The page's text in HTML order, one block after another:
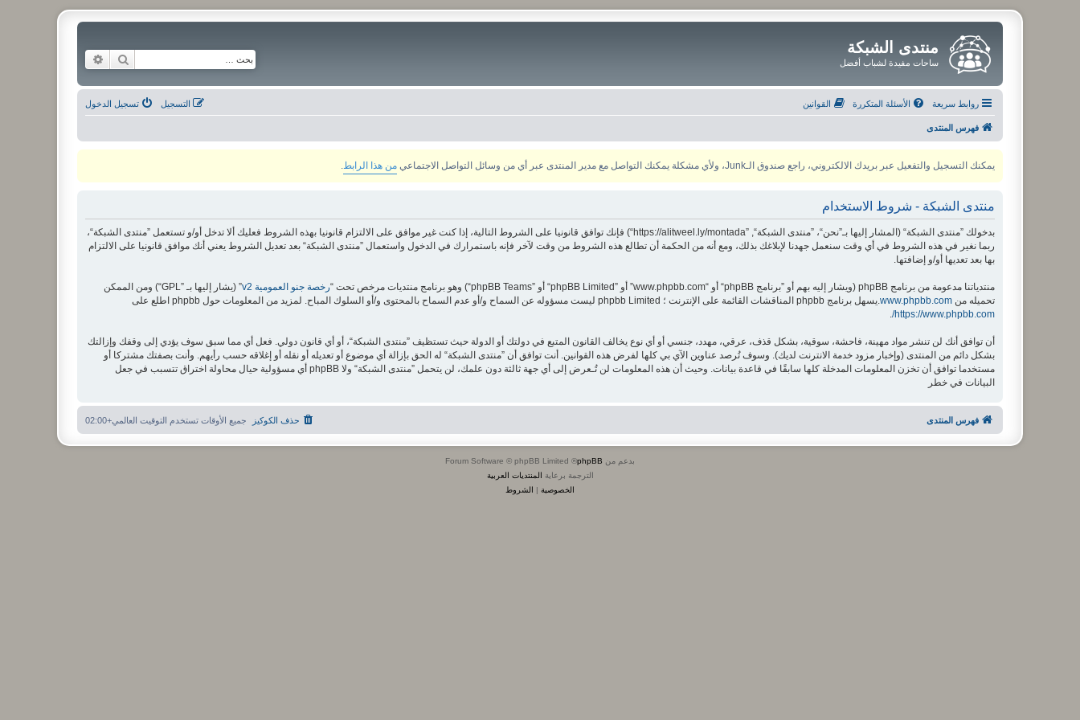
منتدى الشبكة
ساحات مفيدة لشباب أفضل بحث
روابط سريعة الأسئلة المتكررة القوانين تسجيل الدخول التسجيل
فهرس المنتدى
يمكنك التسجيل والتفعيل عبر بريدك الالكتروني، راجع صندوق الـJunk، ولأي مشكلة يمكنك التواصل مع مدير المنتدى عبر أي من وسائل التواصل الاجتماعي من هذا الرابط
منتدى الشبكة - شروط الاستخدام
بدخولك ”منتدى الشبكة“ (المشار إليها بـ”نحن“، ”منتدى الشبكة“, ”https://alitweel.ly/montada“) فإنك توافق قانونيا على الشروط التالية، إذا كنت غير موافق على الالتزام قانونيا بهذه الشروط فعليك ألا تدخل أو/و تستعمل ”منتدى الشبكة“،
ربما نغير في هذه الشروط في أي وقت سنعمل جهدنا لإبلاغك بذلك، ومع أنه من الحكمة أن تطالع هذه الشروط من وقت لآخر فإنه باستمرارك في الدخول واستعمال ”منتدى الشبكة“ بعد تعديل الشروط يعني أنك موافق قانونيا على الالتزام
بها بعد تعديها أو/و إضافتها.
منتدياتنا مدعومة من برنامج phpBB (ويشار إليه بهم أو ”برنامج phpBB“ أو “www.phpbb.com” أو ”phpBB Limited“ أو ”phpBB Teams“) وهو برنامج منتديات مرخص تحت “ رخصة جنو العمومية v2
” (يشار إليها بـ ”GPL“) ومن الممكن
تحميله من www.phpbb.com .يسهل برنامج phpbb المناقشات القائمة على الإنترنت ؛ phpbb Limited ليست مسؤوله عن السماح و/أو عدم السماح بالمحتوى و/أو السلوك المباح. لمزيد من المعلومات حول phpbb اطلع على
https://www.phpbb.com/
أن توافق أنك لن تنشر مواد مهينة، فاحشة، سوقية، بشكل قذف، عرقي، مهدد، جنسي أو أي نوع يخالف القانون المتبع في دولتك أو الدولة حيث تستظيف ”منتدى الشبكة“، أو أي قانون دولي. فعل أي مما سبق سوف يؤدي إلى وقفك وإزالتك
بشكل دائم من المنتدى (وإخبار مزود خدمة الانترنت لديك). وسوف تُرصد عناوين الآي بي كلها لفرض هذه القوانين. أنت توافق أن ”منتدى الشبكة“ له الحق بإزالة أي موضوع أو تعديله أو نقله أو إغلاقه حسب رأيهم. وأنت بصفتك مشتركا أو
مستخدما توافق أن تخزن المعلومات المدخلة كلها سابقًا في قاعدة بيانات. وحيث أن هذه المعلومات لن تُـعرض إلى أي جهة ثالثة دون علمك، لن يتحمل ”منتدى الشبكة“ ولا phpBB أي مسؤولية حيال محاولة اختراق تتسبب في جعل
البيانات في خطر
فهرس المنتدى جميع الأوقات تستخدم التوقيت العالمي+02:00 حذف الكوكيز
بدعم من phpBB
® Forum Software © phpBB Limited
الترجمة برعاية المنتديات العربية
الخصوصية | الشروط